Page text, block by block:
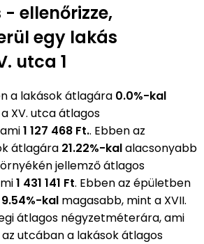
- ellenőrizze,
egy lakás
utca 1
a lakások átlagára 0.0%-kal
XV. utca átlagos
1 127 468 Ft.. Ebben az
átlagára 21.22%-kalalacsonyabb
jellemző átlagos
1 431 141 Ft. Ebben az épületben
9.54%-kal magasabb, mint a XVII.
átlagos négyzetméterára, ami
az utcában a lakások átlagos